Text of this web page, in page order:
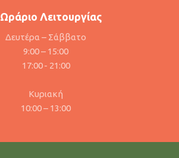
Ωράριο Λειτουργίας
Δευτέρα – Σάββατο
9:00 – 15:00
17:00 - 21:00
Κυριακή
10:00 – 13:00